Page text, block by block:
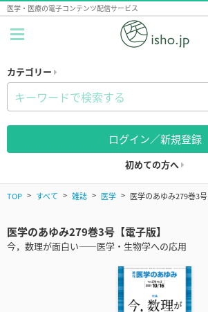
医学・医療の電子コンテンツ配信サービス
カテゴリー
ログイン／新規登録
初めての方へ
TOP すべて 雑誌 医学 医学のあゆみ279巻3号
医学のあゆみ279巻3号【電子版】
今，数理が面白い――医学・生物学への応用